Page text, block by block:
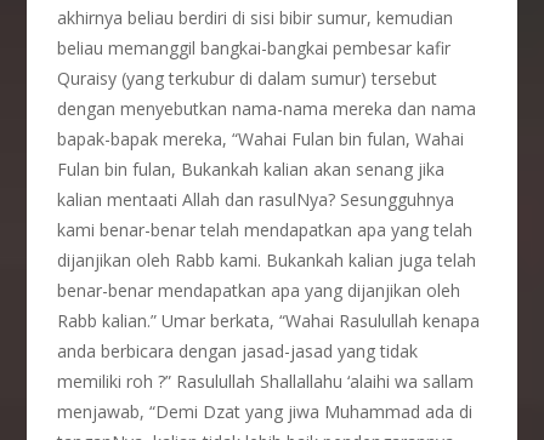
akhirnya beliau berdiri di sisi bibir sumur, kemudian
beliau memanggil bangkai-bangkai pembesar kafir
Quraisy (yang terkubur di dalam sumur) tersebut
dengan menyebutkan nama-nama mereka dan nama
bapak-bapak mereka, “Wahai Fulan bin fulan, Wahai
Fulan bin fulan, Bukankah kalian akan senang jika
kalian mentaati Allah dan rasulNya? Sesungguhnya
kami benar-benar telah mendapatkan apa yang telah
dijanjikan oleh Rabb kami. Bukankah kalian juga telah
benar-benar mendapatkan apa yang dijanjikan oleh
Rabb kalian.” Umar berkata, “Wahai Rasulullah kenapa
anda berbicara dengan jasad-jasad yang tidak
memiliki roh ?” Rasulullah Shallallahu ‘alaihi wa sallam
menjawab, “Demi Dzat yang jiwa Muhammad ada di